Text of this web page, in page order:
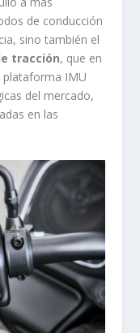
de conducción
sino también el
tracción, que en
plataforma IMU
del mercado,
en las